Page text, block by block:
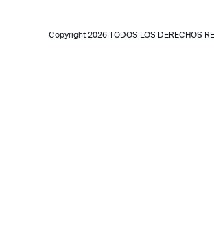
Copyright 2026 TODOS LOS DERECHOS